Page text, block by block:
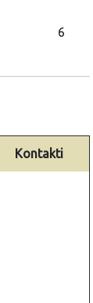
6
Kontakti